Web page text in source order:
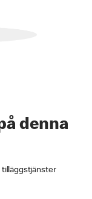
denna
tilläggstjänster